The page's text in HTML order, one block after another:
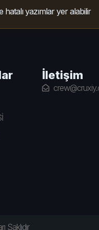
hatalı yazımlar yer alabilir
İletişim
Saklıdır